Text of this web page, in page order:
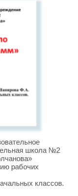
школа №2
рабочих
классов.